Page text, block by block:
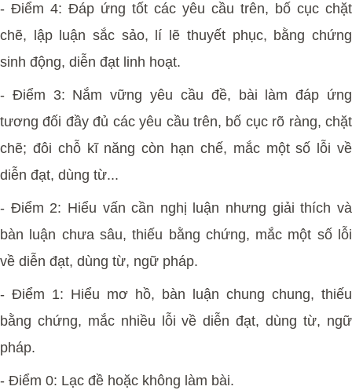
- Điểm 4: Đáp ứng tốt các yêu cầu trên, bố cục chặt
chẽ, lập luận sắc sảo, lí lẽ thuyết phục, bằng chứng
sinh động, diễn đạt linh hoạt.
- Điểm 3: Nắm vững yêu cầu đề, bài làm đáp ứng
tương đối đầy đủ các yêu cầu trên, bố cục rõ ràng, chặt
chẽ; đôi chỗ kĩ năng còn hạn chế, mắc một số lỗi về
diễn đạt, dùng từ...
- Điểm 2: Hiểu vấn cần nghị luận nhưng giải thích và
bàn luận chưa sâu, thiếu bằng chứng, mắc một số lỗi
về diễn đạt, dùng từ, ngữ pháp.
- Điểm 1: Hiểu mơ hồ, bàn luận chung chung, thiếu
bằng chứng, mắc nhiều lỗi về diễn đạt, dùng từ, ngữ
pháp.
- Điểm 0: Lạc đề hoặc không làm bài.